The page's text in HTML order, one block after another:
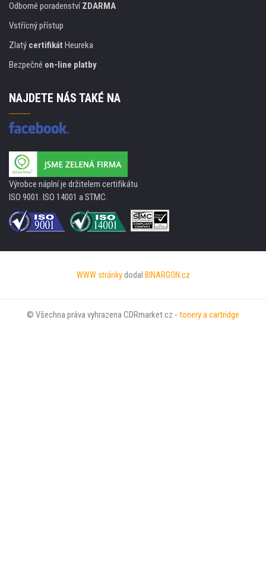
Odborné poradenstvíZDARMA
Vstřícný přístup
Zlatý certifikát Heureka
Bezpečné on-line platby
NAJDETE NÁS TAKÉ NA
Výrobce náplní je držitelem certifikátu
ISO 9001. ISO 14001 a STMC.
WWW stránkydodal BINARGON.cz
© Všechna práva vyhrazena CDRmarket.cz - tonery a cartridge